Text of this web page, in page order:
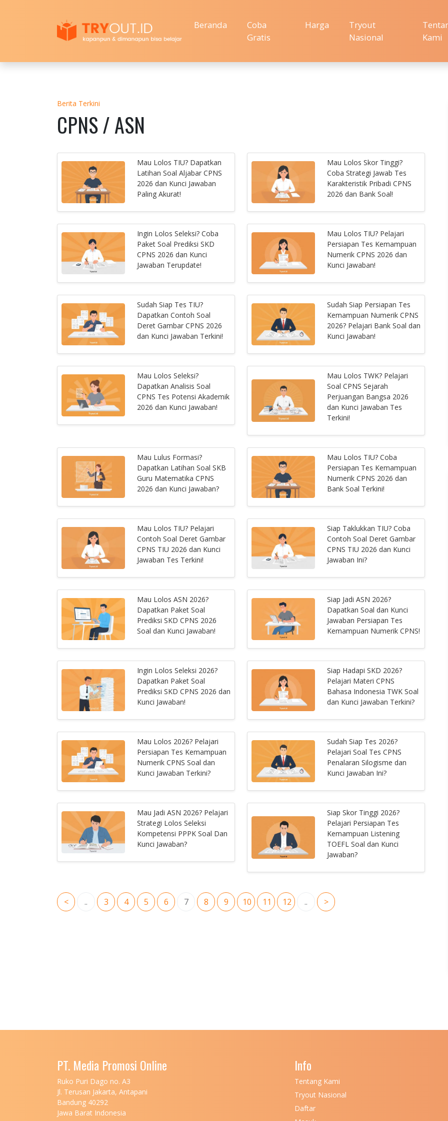
Beranda
Coba
Gratis
Harga
Tryout
Nasional
Kami
Berita Terkini
CPNS / ASN
Mau Lolos TIU? Dapatkan
Latihan Soal Aljabar CPNS
2026 dan Kunci Jawaban
Paling Akurat!
Mau Lolos Skor Tinggi?
Coba Strategi Jawab Tes
Karakteristik Pribadi CPNS
2026 dan Bank Soal!
Ingin Lolos Seleksi? Coba
Paket Soal Prediksi SKD
CPNS 2026 dan Kunci
Jawaban Terupdate!
Mau Lolos TIU? Pelajari
Persiapan Tes Kemampuan
Numerik CPNS 2026 dan
Kunci Jawaban!
Sudah Siap Tes TIU?
Dapatkan Contoh Soal
Deret Gambar CPNS 2026
dan Kunci Jawaban Terkini!
Sudah Siap Persiapan Tes
Kemampuan Numerik CPNS
2026? Pelajari Bank Soal dan
Kunci Jawaban!
Mau Lolos Seleksi?
Dapatkan Analisis Soal
CPNS Tes Potensi Akademik
2026 dan Kunci Jawaban!
Mau Lolos TWK? Pelajari
Soal CPNS Sejarah
Perjuangan Bangsa 2026
dan Kunci Jawaban Tes
Terkini!
Mau Lulus Formasi?
Dapatkan Latihan Soal SKB
Guru Matematika CPNS
2026 dan Kunci Jawaban?
Mau Lolos TIU? Coba
Persiapan Tes Kemampuan
Numerik CPNS 2026 dan
Bank Soal Terkini!
Mau Lolos TIU? Pelajari
Contoh Soal Deret Gambar
CPNS TIU 2026 dan Kunci
Jawaban Tes Terkini!
Siap Taklukkan TIU? Coba
Contoh Soal Deret Gambar
CPNS TIU 2026 dan Kunci
Jawaban Ini?
Mau Lolos ASN 2026?
Dapatkan Paket Soal
Prediksi SKD CPNS 2026
Soal dan Kunci Jawaban!
Siap Jadi ASN 2026?
Dapatkan Soal dan Kunci
Jawaban Persiapan Tes
Kemampuan Numerik CPNS!
Ingin Lolos Seleksi 2026?
Dapatkan Paket Soal
Prediksi SKD CPNS 2026 dan
Kunci Jawaban!
Siap Hadapi SKD 2026?
Pelajari Materi CPNS
Bahasa Indonesia TWK Soal
dan Kunci Jawaban Terkini?
Mau Lolos 2026? Pelajari
Persiapan Tes Kemampuan
Numerik CPNS Soal dan
Kunci Jawaban Terkini?
Sudah Siap Tes 2026?
Pelajari Soal Tes CPNS
Penalaran Silogisme dan
Kunci Jawaban Ini?
Mau Jadi ASN 2026? Pelajari
Strategi Lolos Seleksi
Kompetensi PPPK Soal Dan
Kunci Jawaban?
Siap Skor Tinggi 2026?
Pelajari Persiapan Tes
Kemampuan Listening
TOEFL Soal dan Kunci
Jawaban?
< .. 3 4 5 6 7 8 9 10 11 12 .. >
PT. Media Promosi Online
Ruko Puri Dago no. A3
Jl. Terusan Jakarta, Antapani
Bandung 40292
Jawa Barat Indonesia
Info
Tentang Kami
Tryout Nasional
Daftar